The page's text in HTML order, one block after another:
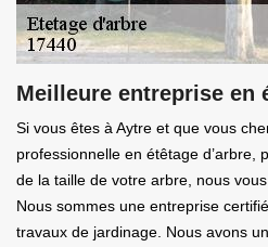
Meilleure entreprise en
Si vous êtes à Aytre et que vous
professionnelle en étêtage d’arbre,
de la taille de votre arbre, nous
Nous sommes une entreprise
travaux de jardinage. Nous avons